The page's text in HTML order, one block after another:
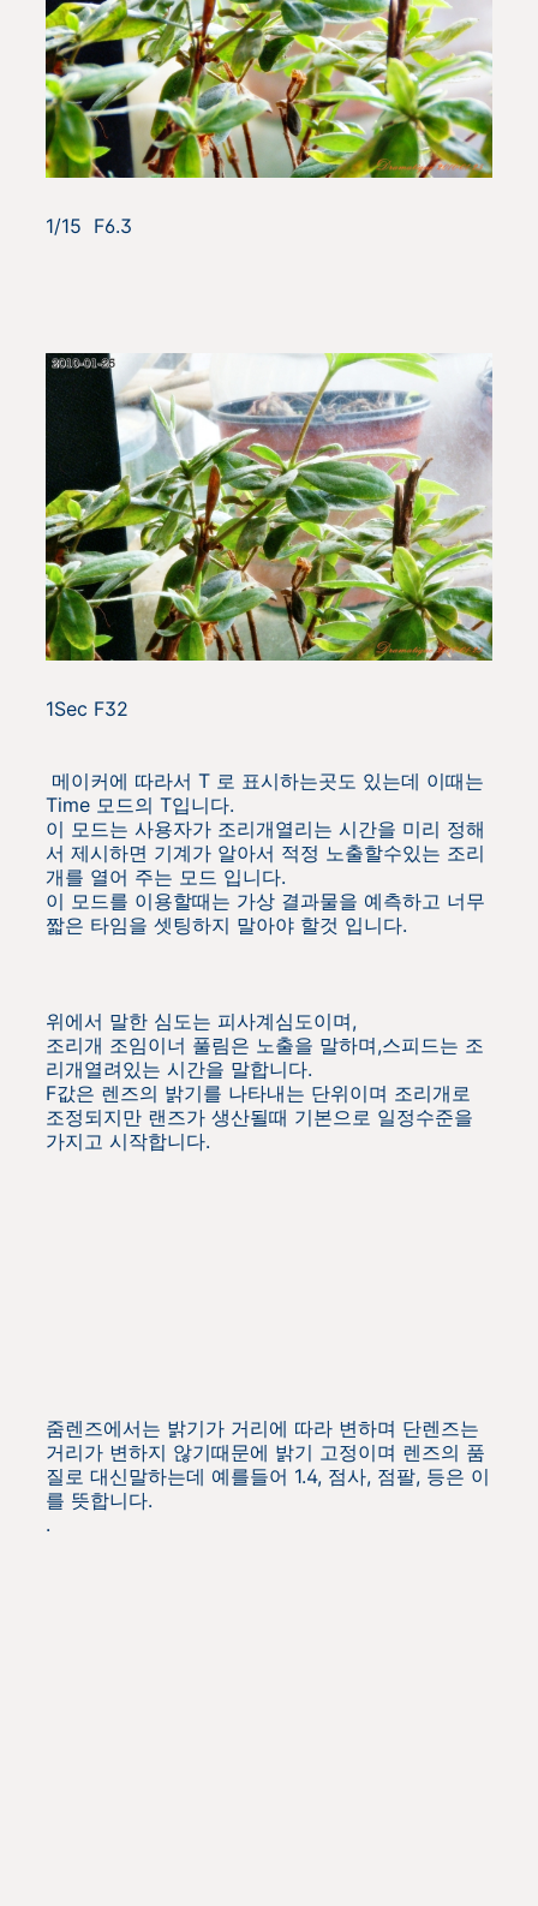
1/15 F6.3
1Sec F32
메이커에 따라서 T 로 표시하는곳도 있는데 이때는
Time 모드의 T입니다.
이 모드는 사용자가 조리개열리는 시간을 미리 정해
서 제시하면 기계가 알아서 적정 노출할수있는 조리
개를 열어 주는 모드 입니다.
이 모드를 이용할때는 가상 결과물을 예측하고 너무
짧은 타임을 셋팅하지 말아야 할것 입니다.
위에서 말한 심도는 피사계심도이며,
조리개 조임이너 풀림은 노출을 말하며,스피드는 조
리개열려있는 시간을 말합니다.
F값은 렌즈의 밝기를 나타내는 단위이며 조리개로
조정되지만 랜즈가 생산될때 기본으로 일정수준을
가지고 시작합니다.
줌렌즈에서는 밝기가 거리에 따라 변하며 단렌즈는
거리가 변하지 않기때문에 밝기 고정이며 렌즈의 품
질로 대신말하는데 예를들어 1.4, 점사, 점팔, 등은 이
를 뜻합니다.
.